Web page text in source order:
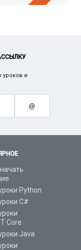
Python
C#
Core
Java
уроков и
@